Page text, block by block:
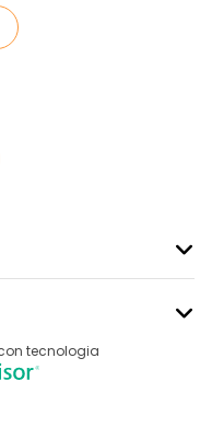
tecnologia